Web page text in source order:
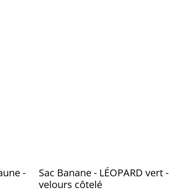
-
Sac Banane - LÉOPARD vert -
velours côtelé